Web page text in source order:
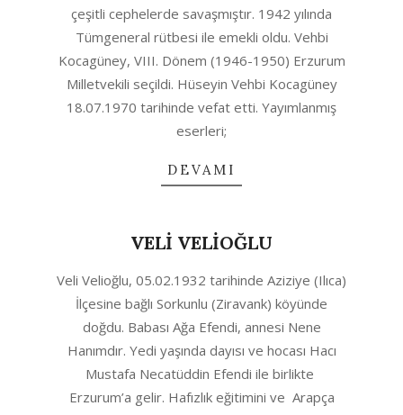
çeşitli cephelerde savaşmıştır. 1942 yılında
Tümgeneral rütbesi ile emekli oldu. Vehbi
Kocagüney, VIII. Dönem (1946-1950) Erzurum
Milletvekili seçildi. Hüseyin Vehbi Kocagüney
18.07.1970 tarihinde vefat etti. Yayımlanmış
eserleri;
DEVAMI
VELİ VELİOĞLU
04-
Veli Velioğlu, 05.02.1932 tarihinde Aziziye (Ilıca)
İlçesine bağlı Sorkunlu (Ziravank) köyünde
doğdu. Babası Ağa Efendi, annesi Nene
Hanımdır. Yedi yaşında dayısı ve hocası Hacı
Mustafa Necatüddin Efendi ile birlikte
Erzurum’a gelir. Hafızlık eğitimini ve Arapça